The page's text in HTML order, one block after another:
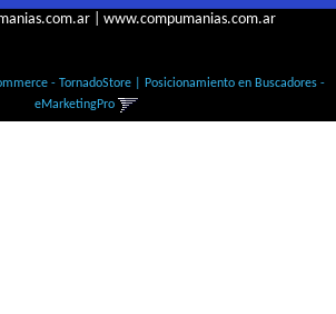
| www.compumanias.com.ar
- TornadoStore| Posicionamiento en Buscadores -
eMarketingPro